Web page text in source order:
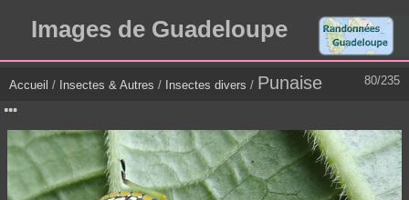
Images de Guadeloupe
80/235
Accueil / Insectes & Autres / Insectes divers / Punaise